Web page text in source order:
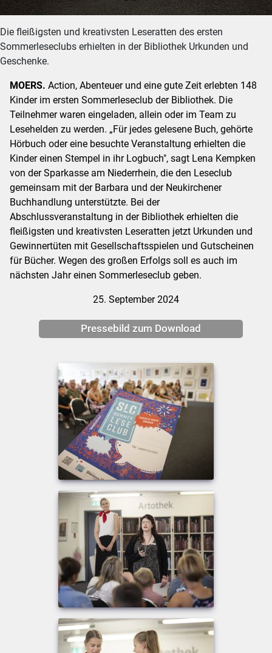
Die fleißigsten und kreativsten Leseratten des ersten
Sommerleseclubs erhielten in der Bibliothek Urkunden und
Geschenke.
MOERS. Action, Abenteuer und eine gute Zeit erlebten 148
Kinder im ersten Sommerleseclub der Bibliothek. Die
Teilnehmer waren eingeladen, allein oder im Team zu
Lesehelden zu werden. „Für jedes gelesene Buch, gehörte
Hörbuch oder eine besuchte Veranstaltung erhielten die
Kinder einen Stempel in ihr Logbuch", sagt Lena Kempken
von der Sparkasse am Niederrhein, die den Leseclub
gemeinsam mit der Barbara und der Neukirchener
Buchhandlung unterstützte. Bei der
Abschlussveranstaltung in der Bibliothek erhielten die
fleißigsten und kreativsten Leseratten jetzt Urkunden und
Gewinnertüten mit Gesellschaftsspielen und Gutscheinen
für Bücher. Wegen des großen Erfolgs soll es auch im
nächsten Jahr einen Sommerleseclub geben.
25. September 2024
Pressebild zum Download